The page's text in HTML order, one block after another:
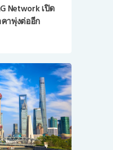
Network เปิด
คาพุ่งต่ออีก